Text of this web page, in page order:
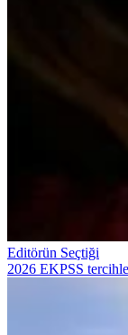
Editörün Seçtiği
2026 EKPSS